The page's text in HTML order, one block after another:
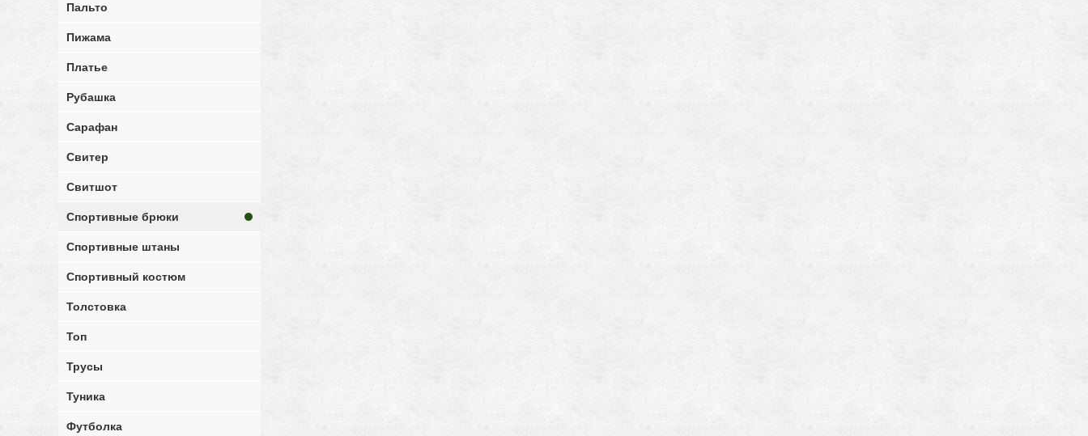
Пальто
Пижама
Платье
Рубашка
Сарафан
Свитер
Свитшот
Спортивные брюки
Спортивные штаны
Спортивный костюм
Толстовка
Топ
Трусы
Туника
Футболка